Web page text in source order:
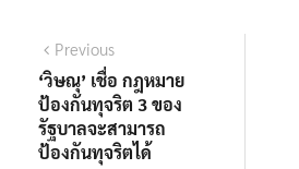
แนะแนว
เรื่อง
PreviousPrevious
post:
‘วิษณุ’ เชื่อ กฎหมาย
ป้องกันทุจริต 3 ของ
รัฐบาลจะสามารถ
ป้องกันทุจริตได้